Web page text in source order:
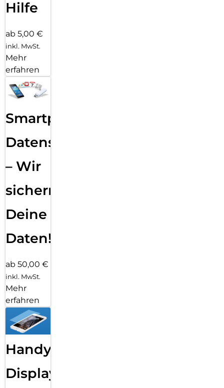
Hilfe
ab 5,00 €
inkl. MwSt.
Mehr
erfahren
Smartphone
Datensicherung
– Wir
sichern
Deine
Daten!
ab 50,00 €
inkl. MwSt.
Mehr
erfahren
Handy
Displayfolie